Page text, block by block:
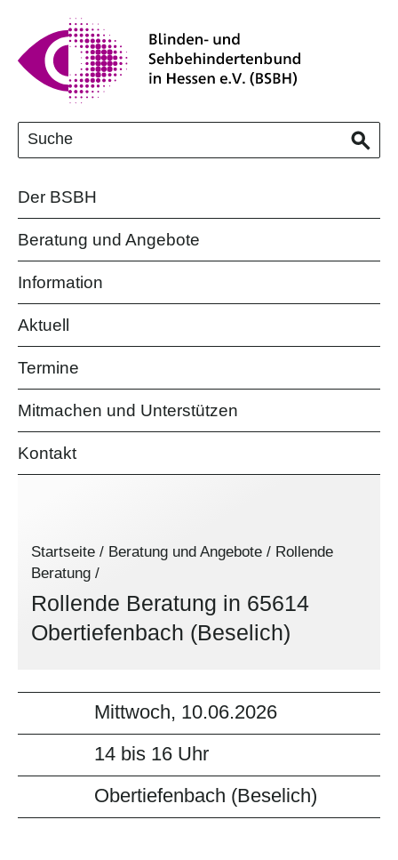
Der BSBH
Beratung und Angebote
Information
Aktuell
Termine
Mitmachen und Unterstützen
Kontakt
Startseite / Beratung und Angebote / Rollende
Beratung /
Rollende Beratung in 65614
Obertiefenbach (Beselich)
Mittwoch, 10.06.2026
14 bis 16 Uhr
Obertiefenbach (Beselich)